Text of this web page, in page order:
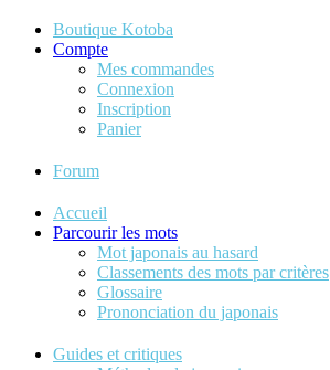
Boutique Kotoba
Compte
Mes commandes
Connexion
Inscription
Panier
Forum
Accueil
Parcourir les mots
Mot japonais au hasard
Classements des mots par critères
Glossaire
Prononciation du japonais
Guides et critiques